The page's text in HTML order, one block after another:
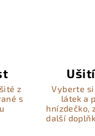
z
s
Vyberte
látek a
hnízdečko,
další